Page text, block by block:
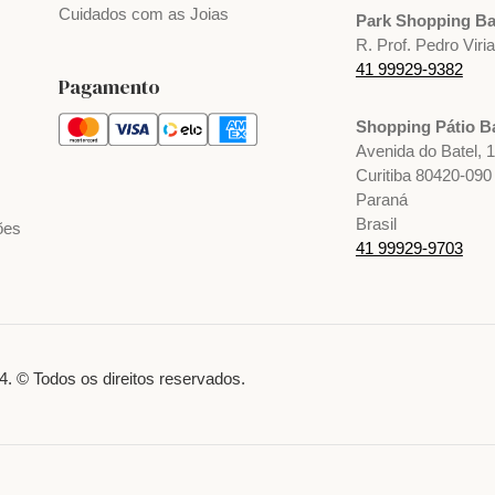
Cuidados com as Joias
Pagamento
Park Shopping
R. Prof. Pedro
41 99929-9382
Shopping Pátio
Avenida do Batel,
Curitiba 80420-090
Paraná
Brasil
41 99929-9703
© Todos os direitos reservados.